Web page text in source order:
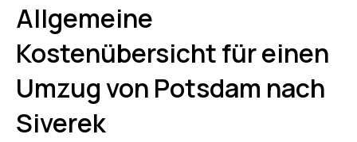
Allgemeine
Kostenübersicht für einen
Umzug von Potsdam nach
Siverek